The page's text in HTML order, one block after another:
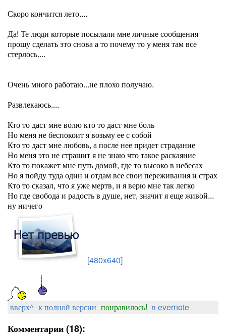
Скоро кончится лето....
Да! Те люди которые посылали мне личные сообщения
прошу сделать это снова а то почему то у меня там все
стерлось....
Очень много работаю...не плохо получаю.
Развлекаюсь....
Кто то даст мне волю кто то даст мне боль
Но меня не беспокоит я возьму ее с собой
Кто то даст мне любовь, а после нее придет страдание
Но меня это не страшит я не знаю что такое раскаяние
Кто то покажет мне путь домой, где то высоко в небесах
Но я пойду туда один и отдам все свои переживания и страх
Кто то сказал, что я уже мертв, и я верю мне так легко
Но где свобода и радость в душе, нет, значит я еще живой...
ну ничего
[480x640]
вверх^ к полной версии понравилось! в evernote
Комментарии (18):